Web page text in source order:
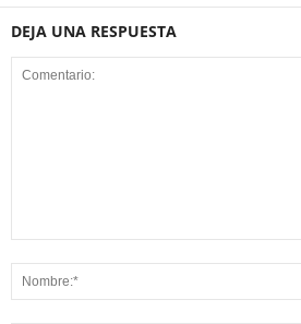
DEJA UNA RESPUESTA